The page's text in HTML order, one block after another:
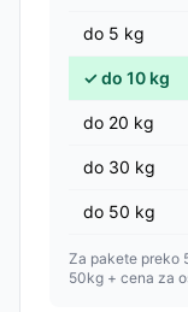
do 5 kg
✓do 10 kg
do 20 kg
do 30 kg
do 50 kg
Za pakete preko
50kg + cena za